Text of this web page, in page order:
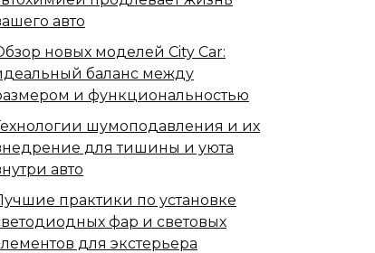
авто
новых моделей City Car:
баланс между
и функциональностью
шумоподавления и их
для тишины и уюта
авто
практики по установке
фар и световых
для экстерьера